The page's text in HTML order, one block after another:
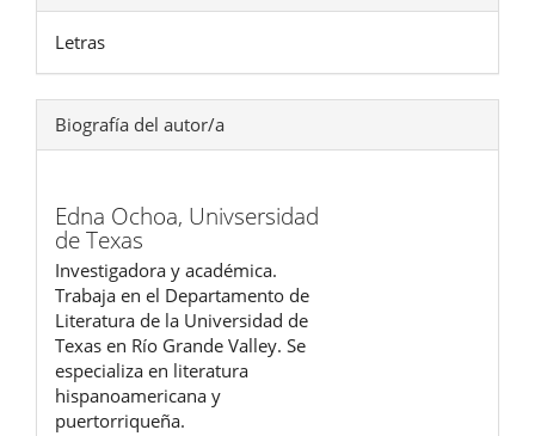
Letras
Biografía del autor/a
Edna Ochoa, Univsersidad
de Texas
Investigadora y académica.
Trabaja en el Departamento de
Literatura de la Universidad de
Texas en Río Grande Valley. Se
especializa en literatura
hispanoamericana y
puertorriqueña.